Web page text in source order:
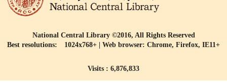
National Central Library ©2016, All Rights Reserved
Best resolutions: 1024x768+ | Web browser: Chrome, Firefox, IE11+
Visits : 6,876,833